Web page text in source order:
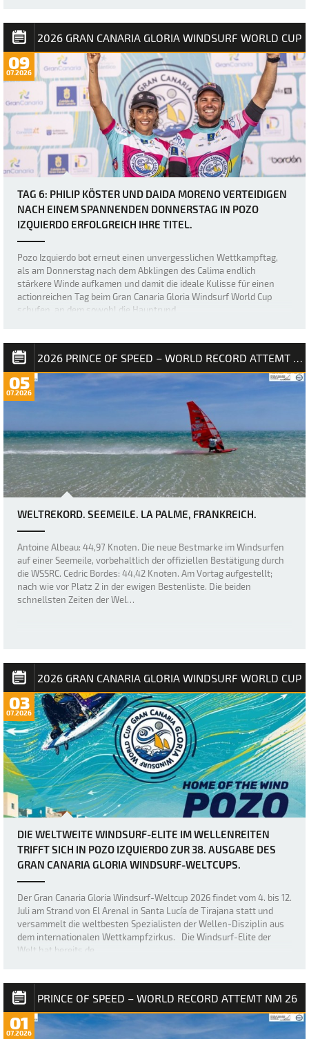
Masters. Die sich stetig verb…
2026 GRAN CANARIA GLORIA WINDSURF WORLD CUP
09
07.2026
TAG 6: PHILIP KÖSTER UND DAIDA MORENO VERTEIDIGEN
NACH EINEM SPANNENDEN DONNERSTAG IN POZO
IZQUIERDO ERFOLGREICH IHRE TITEL.
Pozo Izquierdo bot erneut einen unvergesslichen Wettkampftag,
als am Donnerstag nach dem Abklingen des Calima endlich
stärkere Winde aufkamen und damit die ideale Kulisse für einen
actionreichen Tag beim Gran Canaria Gloria Windsurf World Cup
schufen, an dem sowohl die Hauptrund…
2026 PRINCE OF SPEED – WORLD RECORD ATTEMT NM
05
07.2026
WELTREKORD. SEEMEILE. LA PALME, FRANKREICH.
Antoine Albeau: 44,97 Knoten. Die neue Bestmarke im Windsurfen
auf einer Seemeile, vorbehaltlich der offiziellen Bestätigung durch
die WSSRC. Cedric Bordes: 44,42 Knoten. Am Vortag aufgestellt;
nach wie vor Platz 2 in der ewigen Bestenliste. Die beiden
schnellsten Zeiten der Wel…
2026 GRAN CANARIA GLORIA WINDSURF WORLD CUP
03
07.2026
DIE WELTWEITE WINDSURF-ELITE IM WELLENREITEN
TRIFFT SICH IN POZO IZQUIERDO ZUR 38. AUSGABE DES
GRAN CANARIA GLORIA WINDSURF-WELTCUPS.
Der Gran Canaria Gloria Windsurf-Weltcup 2026 findet vom 4. bis 12.
Juli am Strand von El Arenal in Santa Lucía de Tirajana statt und
versammelt die weltbesten Spezialisten der Wellen-Disziplin aus
dem internationalen Wettkampfzirkus. Die Windsurf-Elite der
Welt hat bereits de…
PRINCE OF SPEED – WORLD RECORD ATTEMT NM 26
01
07.2026